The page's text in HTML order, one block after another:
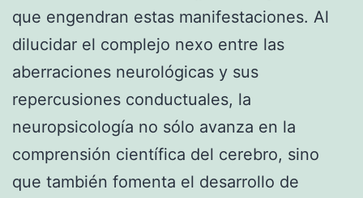
que engendran estas manifestaciones. Al
dilucidar el complejo nexo entre las
aberraciones neurológicas y sus
repercusiones conductuales, la
neuropsicología no sólo avanza en la
comprensión científica del cerebro, sino
que también fomenta el desarrollo de